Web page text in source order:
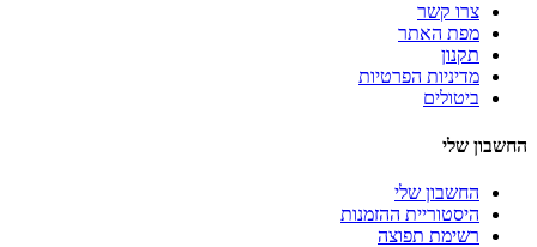
צרו קשר
מפת האתר
תקנון
מדיניות הפרטיות
ביטולים
החשבון שלי
החשבון שלי
היסטוריית ההזמנות
רשימת תפוצה